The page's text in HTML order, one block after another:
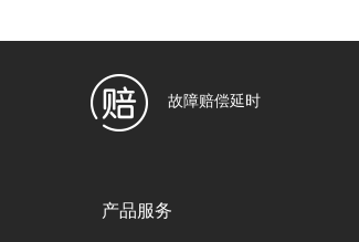
故障赔偿延时
产品服务